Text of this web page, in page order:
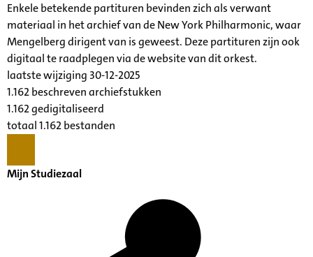
Enkele betekende partituren bevinden zich als verwant
materiaal in het archief van de New York Philharmonic, waar
Mengelberg dirigent van is geweest. Deze partituren zijn ook
digitaal te raadplegen via de website van dit orkest.
laatste wijziging 30-12-2025
1.162 beschreven archiefstukken
1.162 gedigitaliseerd
totaal 1.162 bestanden
Mijn Studiezaal